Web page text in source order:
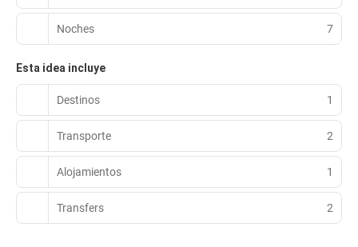
Noches 7
Esta idea incluye
Destinos 1
Transporte 2
Alojamientos 1
Transfers 2